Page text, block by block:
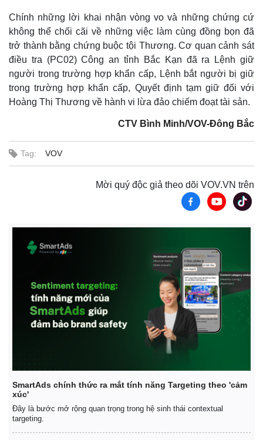
Chính những lời khai nhận vòng vo và những chứng cứ
không thể chối cãi về những việc làm cùng đồng bọn đã
trở thành bằng chứng buộc tội Thương. Cơ quan cảnh sát
điều tra (PC02) Công an tỉnh Bắc Kạn đã ra Lệnh giữ
người trong trường hợp khẩn cấp, Lệnh bắt người bị giữ
trong trường hợp khẩn cấp, Quyết định tạm giữ đối với
Hoàng Thị Thương về hành vi lừa đảo chiếm đoạt tài sản.
CTV Bình Minh/VOV-Đông Bắc
Tag: VOV
Mời quý độc giả theo dõi VOV.VN trên
SmartAds chính thức ra mắt tính năng Targeting theo 'cảm
xúc'
Đây là bước mở rộng quan trọng trong hệ sinh thái contextual
targeting.